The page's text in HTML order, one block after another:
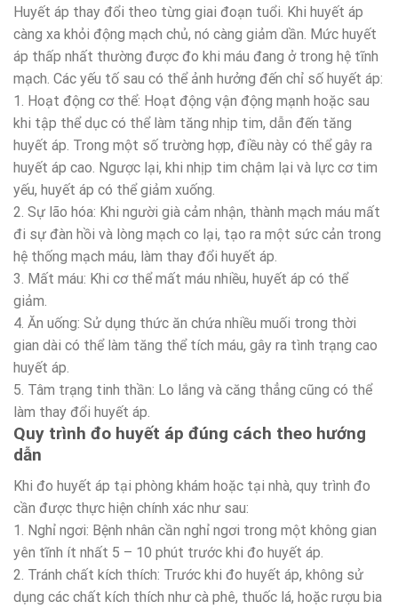
Huyết áp thay đổi theo từng giai đoạn tuổi. Khi huyết áp
càng xa khỏi động mạch chủ, nó càng giảm dần. Mức huyết
áp thấp nhất thường được đo khi máu đang ở trong hệ tĩnh
mạch. Các yếu tố sau có thể ảnh hưởng đến chỉ số huyết áp:
1. Hoạt động cơ thể: Hoạt động vận động mạnh hoặc sau
khi tập thể dục có thể làm tăng nhịp tim, dẫn đến tăng
huyết áp. Trong một số trường hợp, điều này có thể gây ra
huyết áp cao. Ngược lại, khi nhịp tim chậm lại và lực cơ tim
yếu, huyết áp có thể giảm xuống.
2. Sự lão hóa: Khi người già cảm nhận, thành mạch máu mất
đi sự đàn hồi và lòng mạch co lại, tạo ra một sức cản trong
hệ thống mạch máu, làm thay đổi huyết áp.
3. Mất máu: Khi cơ thể mất máu nhiều, huyết áp có thể
giảm.
4. Ăn uống: Sử dụng thức ăn chứa nhiều muối trong thời
gian dài có thể làm tăng thể tích máu, gây ra tình trạng cao
huyết áp.
5. Tâm trạng tinh thần: Lo lắng và căng thẳng cũng có thể
làm thay đổi huyết áp.
Quy trình đo huyết áp đúng cách theo hướng
dẫn
Khi đo huyết áp tại phòng khám hoặc tại nhà, quy trình đo
cần được thực hiện chính xác như sau:
1. Nghỉ ngơi: Bệnh nhân cần nghỉ ngơi trong một không gian
yên tĩnh ít nhất 5 – 10 phút trước khi đo huyết áp.
2. Tránh chất kích thích: Trước khi đo huyết áp, không sử
dụng các chất kích thích như cà phê, thuốc lá, hoặc rượu bia